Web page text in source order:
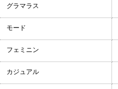
グラマラス
モード
フェミニン
カジュアル